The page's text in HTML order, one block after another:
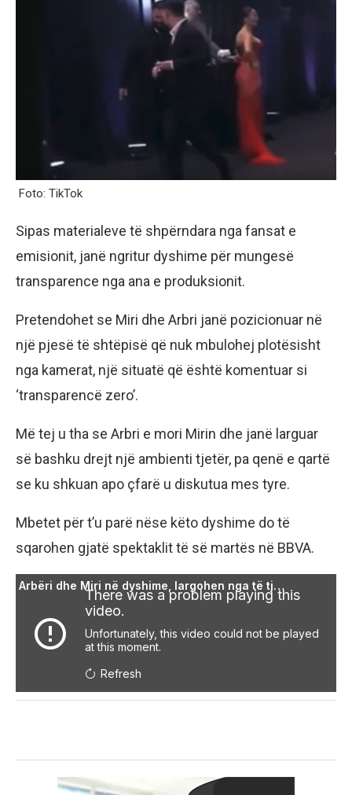
Foto: TikTok
Sipas materialeve të shpërndara nga fansat e
emisionit, janë ngritur dyshime për mungesë
transparence nga ana e produksionit.
Pretendohet se Miri dhe Arbri janë pozicionuar në
një pjesë të shtëpisë që nuk mbulohej plotësisht
nga kamerat, një situatë që është komentuar si
‘transparencë zero’.
Më tej u tha se Arbri e mori Mirin dhe janë larguar
së bashku drejt një ambienti tjetër, pa qenë e qartë
se ku shkuan apo çfarë u diskutua mes tyre.
Mbetet për t’u parë nëse këto dyshime do të
sqarohen gjatë spektaklit të së martës në BBVA.